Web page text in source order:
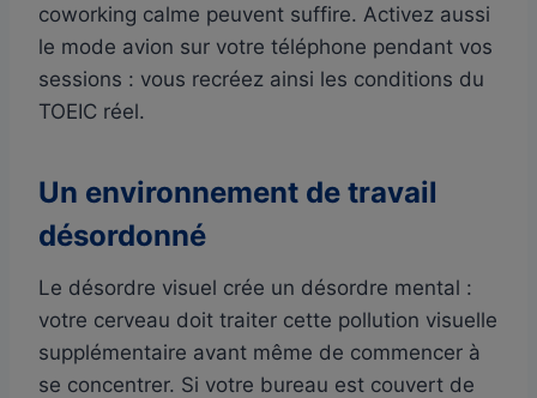
coworking calme peuvent suffire. Activez aussi
le mode avion sur votre téléphone pendant vos
sessions : vous recréez ainsi les conditions du
TOEIC réel.
Un environnement de travail
désordonné
Le désordre visuel crée un désordre mental :
votre cerveau doit traiter cette pollution visuelle
supplémentaire avant même de commencer à
se concentrer. Si votre bureau est couvert de